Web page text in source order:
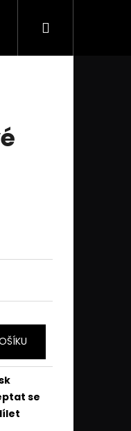
a Gejzíry
Nákupní
se